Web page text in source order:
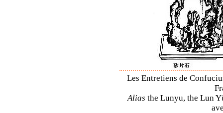
Les Entretiens de
Alias the Lunyu, the Lun